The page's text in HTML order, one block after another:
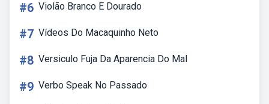
#6 Violão Branco E Dourado
#7 Vídeos Do Macaquinho Neto
#8 Versiculo Fuja Da Aparencia Do Mal
#9 Verbo Speak No Passado